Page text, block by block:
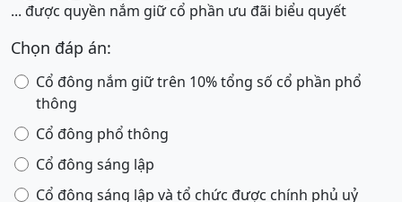
... được quyền nắm giữ cổ phần ưu đãi biểu quyết
Chọn đáp án:
Cổ đông nắm giữ trên 10% tổng số cổ phần phổ
thông
Cổ đông phổ thông
Cổ đông sáng lập
Cổ đông sáng lập và tổ chức được chính phủ uỷ